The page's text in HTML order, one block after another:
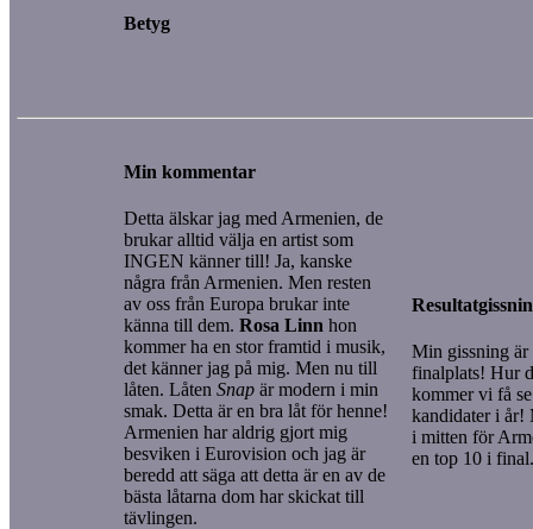
Betyg
Min kommentar
Detta älskar jag med Armenien, de
brukar alltid välja en artist som
INGEN känner till! Ja, kanske
några från Armenien. Men resten
av oss från Europa brukar inte
känna till dem. Rosa Linn hon
kommer ha en stor framtid i musik,
det känner jag på mig. Men nu till
låten. Låten Snap är modern i min
smak. Detta är en bra låt för henne!
Armenien har aldrig gjort mig
besviken i Eurovision och jag är
beredd att säga att detta är en av de
bästa låtarna dom har skickat till
tävlingen.
Min gissning är
finalplats! Hur
kommer vi få
kandidater i år!
i mitten för
en top 10 i final.